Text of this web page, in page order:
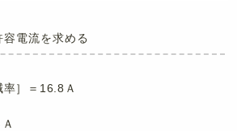
電流を求める
率］＝16.8Ａ